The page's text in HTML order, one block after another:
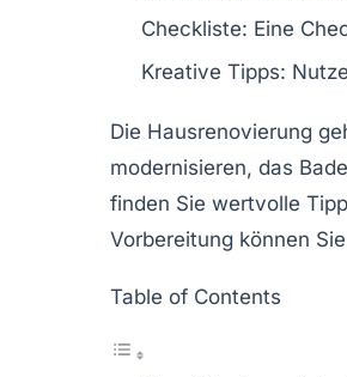
Checkliste: Eine
Kreative Tipps:
Die Hausrenovierung
modernisieren, das
finden Sie wertvolle
Vorbereitung können
Table of Contents